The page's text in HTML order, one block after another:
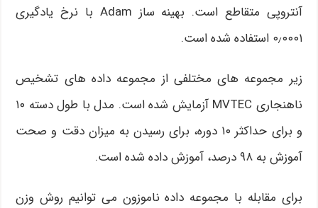
آنتروپی متقاطع است. بهینه ساز Adam با نرخ یادگیری
۰٫۰۰۰۱ استفاده شده است.
زیر مجموعه های مختلفی از مجموعه داده های تشخیص
ناهنجاری MVTEC آزمایش شده است. مدل با طول دسته ۱۰
و برای حداکثر ۱۰ دوره، برای رسیدن به میزان دقت و صحت
آموزش به ۹۸ درصد، آموزش داده شده است.
برای مقابله با مجموعه داده ناموزون می توانیم روش وزن